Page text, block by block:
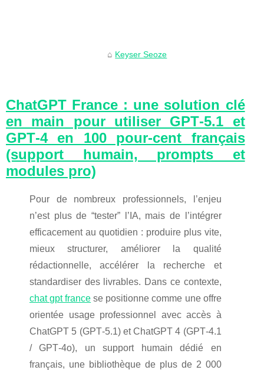
Keyser Seoze
ChatGPT France : une solution clé
en main pour utiliser GPT‑5.1 et
GPT‑4 en 100 pour-cent français
(support humain, prompts et
modules pro)
Pour de nombreux professionnels, l’enjeu
n’est plus de “tester” l’IA, mais de l’intégrer
efficacement au quotidien : produire plus vite,
mieux structurer, améliorer la qualité
rédactionnelle, accélérer la recherche et
standardiser des livrables. Dans ce contexte,
chat gpt france se positionne comme une offre
orientée usage professionnel avec accès à
ChatGPT 5 (GPT‑5.1) et ChatGPT 4 (GPT‑4.1
/ GPT‑4o), un support humain dédié en
français, une bibliothèque de plus de 2 000